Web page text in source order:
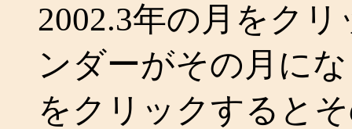
2002.3年の月をク
ンダーがその月に
をクリックすると